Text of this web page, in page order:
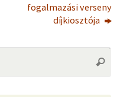
fogalmazási verseny
díjkiosztója